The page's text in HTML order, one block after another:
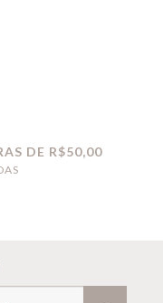
DE R$50,00